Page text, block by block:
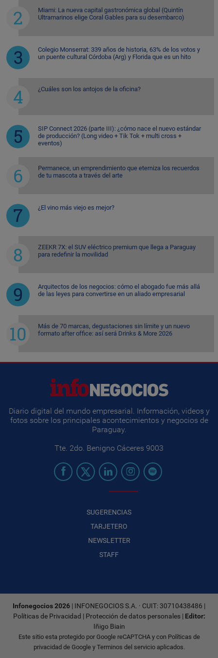
Miami: La nueva capital gastronómica global (Quintín
Ultramarinos elige Coral Gables para su desembarco)
Colegio Monserrat: 339 años de historia, 63% de los votos y
un puente cultural Córdoba (Arg) y Florida que es un hito
¿Cuáles son los antojos de la oficina?
SIP Connect 2026 (parte III): ¿cómo nace el nuevo estándar
de producción? (Long video + Tik Tok + multi cross +
eventos)
Permanece, un emprendimiento que eterniza los recuerdos
de tu mascota a través del arte
¿El vino más viejo es mejor?
ZEEKR 7X: el SUV eléctrico premium que llega a Paraguay
para redefinir la movilidad
Arquitectos de los negocios: cómo el abogado fue más allá
de las leyes para convertirse en un aliado empresarial
Más de 70 marcas, degustaciones sin límite y un nuevo
formato after office: así será Drinks & More 2026
Diario digital del mundo empresarial. Información, videos y
fotos sobre los principales acontecimientos y negocios de
Paraguay.
Tte. 2do. Benigno Cáceres 9003
SUGERENCIAS
TARJETERO
NEWSLETTER
STAFF
Infonegocios 2026 | INFONEGOCIOS S.A. · CUIT: 30710438486 |
Políticas de Privacidad | Protección de datos personales| Editor:
Iñigo Biain
Este sitio esta protegido por Google reCAPTCHA y con Políticas de
privacidad de Googley Terminos del servicioaplicados.